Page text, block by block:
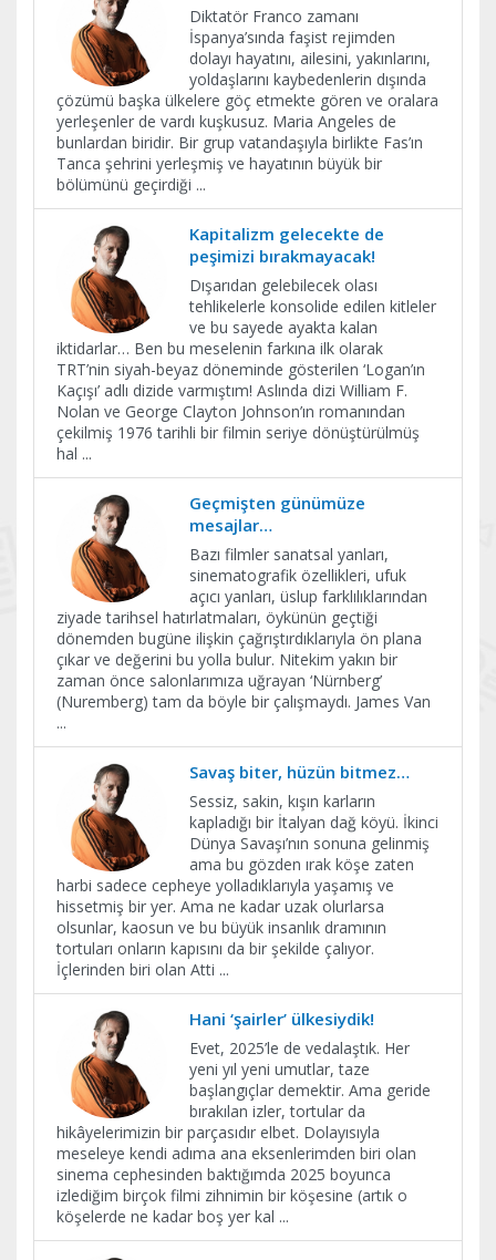
Diktatör Franco zamanı
İspanya’sında faşist rejimden
dolayı hayatını, ailesini, yakınlarını,
yoldaşlarını kaybedenlerin dışında
çözümü başka ülkelere göç etmekte gören ve oralara
yerleşenler de vardı kuşkusuz. Maria Angeles de
bunlardan biridir. Bir grup vatandaşıyla birlikte Fas’ın
Tanca şehrini yerleşmiş ve hayatının büyük bir
bölümünü geçirdiği ...
Kapitalizm gelecekte de
peşimizi bırakmayacak!
Dışarıdan gelebilecek olası
tehlikelerle konsolide edilen kitleler
ve bu sayede ayakta kalan
iktidarlar… Ben bu meselenin farkına ilk olarak
TRT’nin siyah-beyaz döneminde gösterilen ‘Logan’ın
Kaçışı’ adlı dizide varmıştım! Aslında dizi William F.
Nolan ve George Clayton Johnson’ın romanından
çekilmiş 1976 tarihli bir filmin seriye dönüştürülmüş
hal ...
Geçmişten günümüze
mesajlar…
Bazı filmler sanatsal yanları,
sinematografik özellikleri, ufuk
açıcı yanları, üslup farklılıklarından
ziyade tarihsel hatırlatmaları, öykünün geçtiği
dönemden bugüne ilişkin çağrıştırdıklarıyla ön plana
çıkar ve değerini bu yolla bulur. Nitekim yakın bir
zaman önce salonlarımıza uğrayan ‘Nürnberg’
(Nuremberg) tam da böyle bir çalışmaydı. James Van
...
Savaş biter, hüzün bitmez…
Sessiz, sakin, kışın karların
kapladığı bir İtalyan dağ köyü. İkinci
Dünya Savaşı’nın sonuna gelinmiş
ama bu gözden ırak köşe zaten
harbi sadece cepheye yolladıklarıyla yaşamış ve
hissetmiş bir yer. Ama ne kadar uzak olurlarsa
olsunlar, kaosun ve bu büyük insanlık dramının
tortuları onların kapısını da bir şekilde çalıyor.
İçlerinden biri olan Atti ...
Hani ‘şairler’ ülkesiydik!
Evet, 2025’le de vedalaştık. Her
yeni yıl yeni umutlar, taze
başlangıçlar demektir. Ama geride
bırakılan izler, tortular da
hikâyelerimizin bir parçasıdır elbet. Dolayısıyla
meseleye kendi adıma ana eksenlerimden biri olan
sinema cephesinden baktığımda 2025 boyunca
izlediğim birçok filmi zihnimin bir köşesine (artık o
köşelerde ne kadar boş yer kal ...